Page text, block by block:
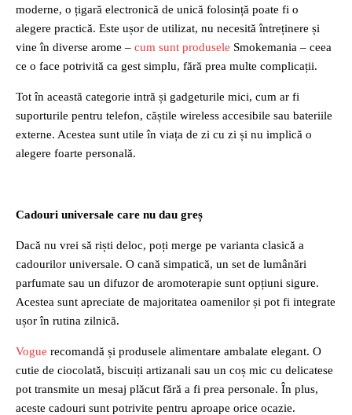
moderne, o țigară electronică de unică folosință poate fi o
alegere practică. Este ușor de utilizat, nu necesită întreținere și
vine în diverse arome – cum sunt produsele Smokemania – ceea
ce o face potrivită ca gest simplu, fără prea multe complicații.
Tot în această categorie intră și gadgeturile mici, cum ar fi
suporturile pentru telefon, căștile wireless accesibile sau bateriile
externe. Acestea sunt utile în viața de zi cu zi și nu implică o
alegere foarte personală.
Cadouri universale care nu dau greș
Dacă nu vrei să riști deloc, poți merge pe varianta clasică a
cadourilor universale. O cană simpatică, un set de lumânări
parfumate sau un difuzor de aromoterapie sunt opțiuni sigure.
Acestea sunt apreciate de majoritatea oamenilor și pot fi integrate
ușor în rutina zilnică.
Vogue recomandă și produsele alimentare ambalate elegant. O
cutie de ciocolată, biscuiți artizanali sau un coș mic cu delicatese
pot transmite un mesaj plăcut fără a fi prea personale. În plus,
aceste cadouri sunt potrivite pentru aproape orice ocazie.